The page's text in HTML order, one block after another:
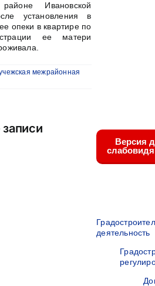
Ивановской
установления в
опеки в квартире по
ее матери
межрайонная
Версия
деятельность